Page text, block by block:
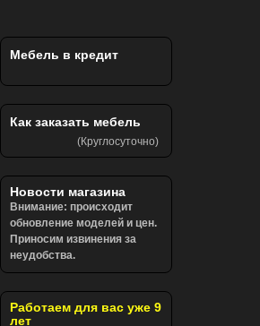
Мебель в кредит
Как заказать мебель
(Круглосуточно)
Новости магазина
Внимание: происходит
обновление моделей и цен.
Приносим извинения за
неудобства.
Работаем для вас уже 9
лет